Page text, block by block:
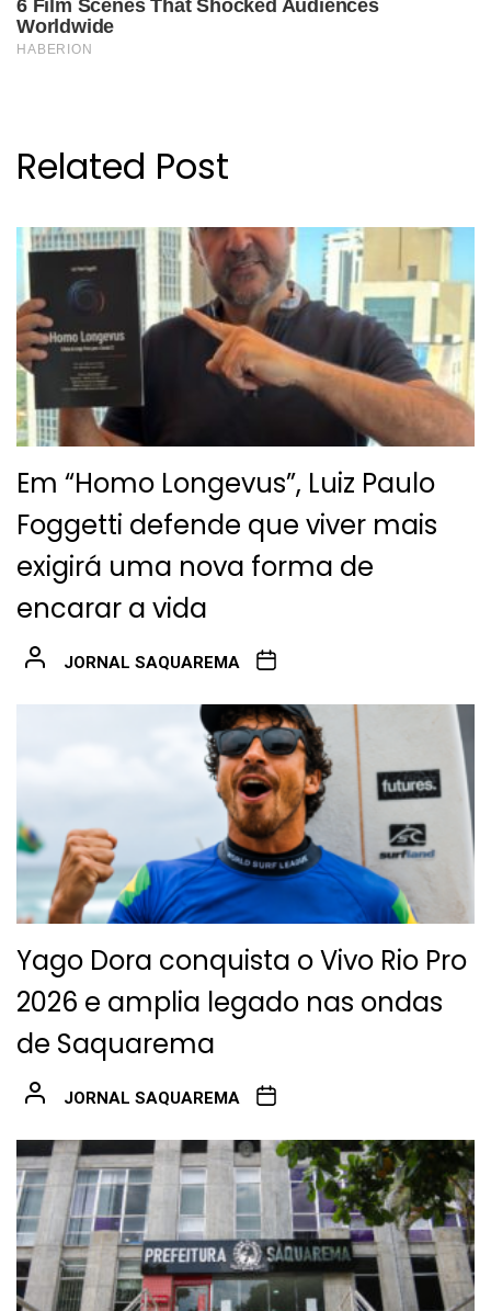
Related Post
Em “Homo Longevus”, Luiz Paulo
Foggetti defende que viver mais
exigirá uma nova forma de
encarar a vida
JORNAL SAQUAREMA
Yago Dora conquista o Vivo Rio Pro
2026 e amplia legado nas ondas
de Saquarema
JORNAL SAQUAREMA